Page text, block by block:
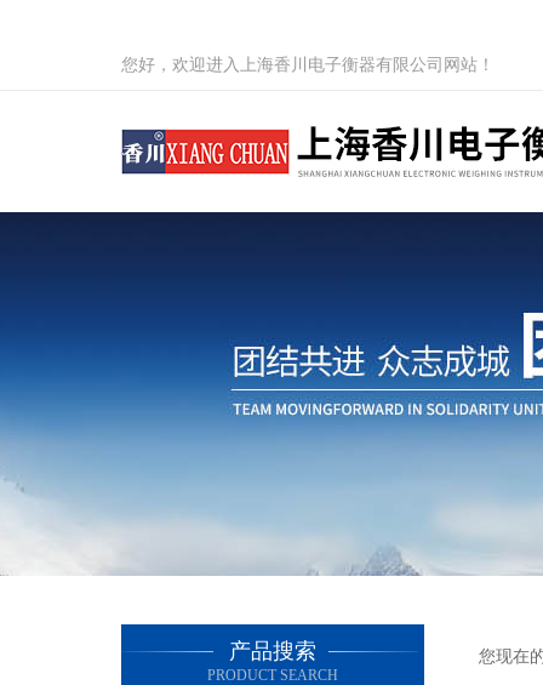
您好，欢迎进入上海香川电子衡器有限公司网站！
产品搜索
PRODUCT SEARCH
您现在